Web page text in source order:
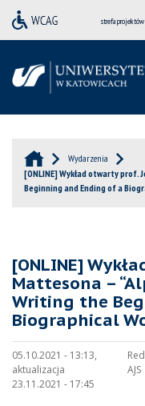
strefa projektów
Wydarzenia
[ONLINE] Wykład otwarty prof.
Beginning and Ending of a
[ONLINE]
Mattesona –
Writing the
Biographical
05.10.2021 - 13:13,
aktualizacja
23.11.2021 - 17:45
AJS